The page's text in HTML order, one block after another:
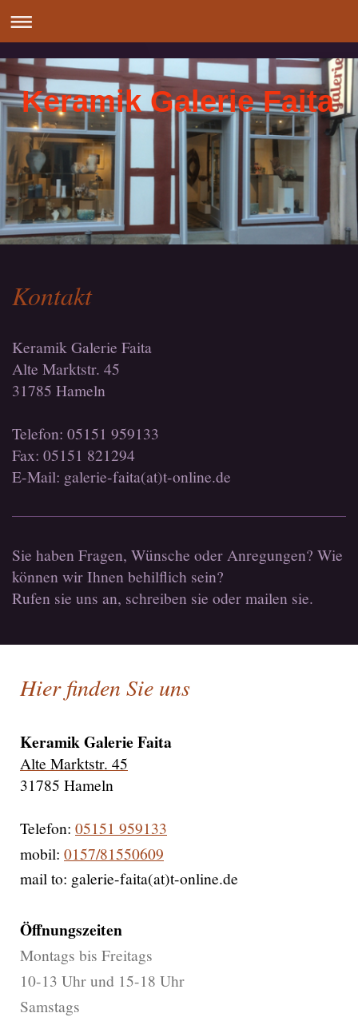
Keramik Galerie Faita
Kontakt
Keramik Galerie Faita
Alte Marktstr. 45
31785 Hameln
Telefon: 05151 959133
Fax: 05151 821294
E-Mail: galerie-faita(at)t-online.de
Sie haben Fragen, Wünsche oder Anregungen? Wie
können wir Ihnen behilflich sein?
Rufen sie uns an, schreiben sie oder mailen sie.
Hier finden Sie uns
Keramik Galerie Faita
Alte Marktstr. 45
31785 Hameln
Telefon: 05151 959133
mobil: 0157/81550609
mail to: galerie-faita(at)t-online.de
Öffnungszeiten
Montags bis Freitags
10-13 Uhr und 15-18 Uhr
Samstags